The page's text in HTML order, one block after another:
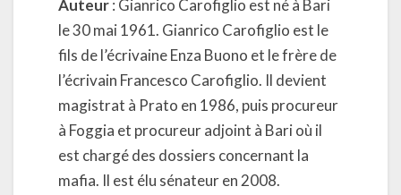
Auteur: Gianrico Carofiglio est né à Bari
le 30 mai 1961. Gianrico Carofiglio est le
fils de l’écrivaine Enza Buono et le frère de
l’écrivain Francesco Carofiglio. Il devient
magistrat à Prato en 1986, puis procureur
à Foggia et procureur adjoint à Bari où il
est chargé des dossiers concernant la
mafia. Il est élu sénateur en 2008.